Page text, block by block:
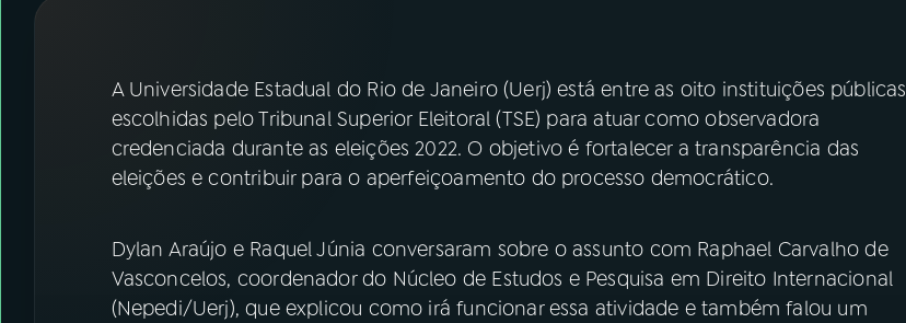
FESTIVAL DE MÚSICA
ACOMPANHE A RÁDIO NACIONAL
Facebook
Instagram X
A Universidade Estadual do Rio de Janeiro (Uerj) está entre as oito instituições públicas
escolhidas pelo Tribunal Superior Eleitoral (TSE) para atuar como observadora
credenciada durante as eleições 2022. O objetivo é fortalecer a transparência das
eleições e contribuir para o aperfeiçoamento do processo democrático.
Dylan Araújo e Raquel Júnia conversaram sobre o assunto com Raphael Carvalho de
Vasconcelos, coordenador do Núcleo de Estudos e Pesquisa em Direito Internacional
(Nepedi/Uerj), que explicou como irá funcionar essa atividade e também falou um